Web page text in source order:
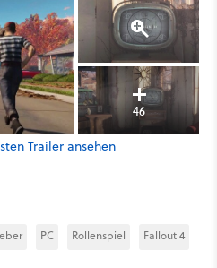
46
Trailer ansehen
PC Rollenspiel Fallout 4